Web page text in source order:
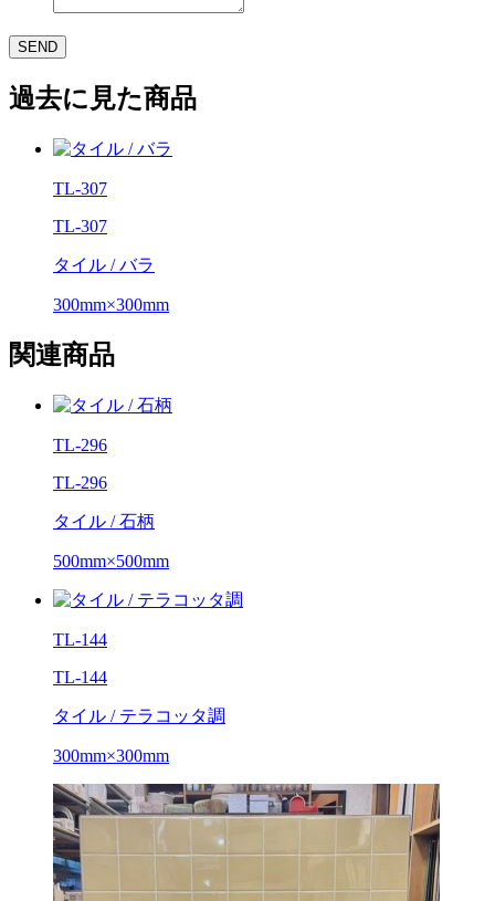
SEND
過去に見た商品
TL-307
TL-307
タイル / バラ
300mm×300mm
関連商品
TL-296
TL-296
タイル / 石柄
500mm×500mm
TL-144
TL-144
タイル / テラコッタ調
300mm×300mm